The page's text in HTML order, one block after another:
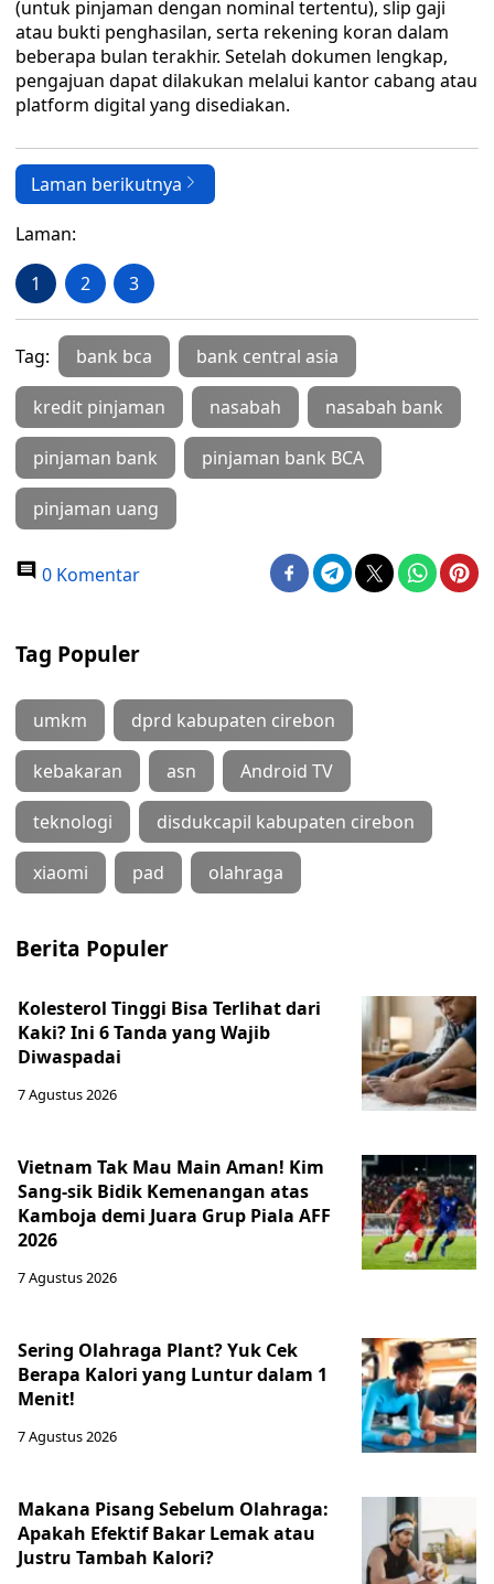
(untuk pinjaman dengan nominal tertentu), slip gaji
atau bukti penghasilan, serta rekening koran dalam
beberapa bulan terakhir. Setelah dokumen lengkap,
pengajuan dapat dilakukan melalui kantor cabang atau
platform digital yang disediakan.
Laman berikutnya
Laman:
1 2 3
Tag: bank bca bank central asia
kredit pinjaman nasabah nasabah bank
pinjaman bank pinjaman bank BCA
pinjaman uang
0 Komentar
Tag Populer
umkm dprd kabupaten cirebon
kebakaran asn Android TV
teknologi disdukcapil kabupaten cirebon
xiaomi pad olahraga
Berita Populer
Kolesterol Tinggi Bisa Terlihat dari
Kaki? Ini 6 Tanda yang Wajib
Diwaspadai
7 Agustus 2026
Vietnam Tak Mau Main Aman! Kim
Sang-sik Bidik Kemenangan atas
Kamboja demi Juara Grup Piala AFF
2026
7 Agustus 2026
Sering Olahraga Plant? Yuk Cek
Berapa Kalori yang Luntur dalam 1
Menit!
7 Agustus 2026
Makana Pisang Sebelum Olahraga:
Apakah Efektif Bakar Lemak atau
Justru Tambah Kalori?